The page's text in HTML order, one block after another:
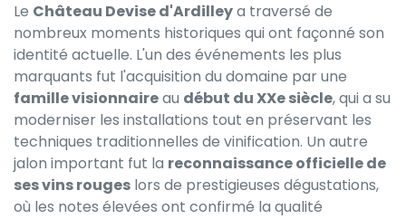
Le Château Devise d'Ardilleya traversé de
nombreux moments historiques qui ont façonné son
identité actuelle. L'un des événements les plus
marquants fut l'acquisition du domaine par une
famille visionnaireau début du XXe siècle, qui a su
moderniser les installations tout en préservant les
techniques traditionnelles de vinification. Un autre
jalon important fut la reconnaissance officielle de
ses vins rouges lors de prestigieuses dégustations,
où les notes élevées ont confirmé la qualité